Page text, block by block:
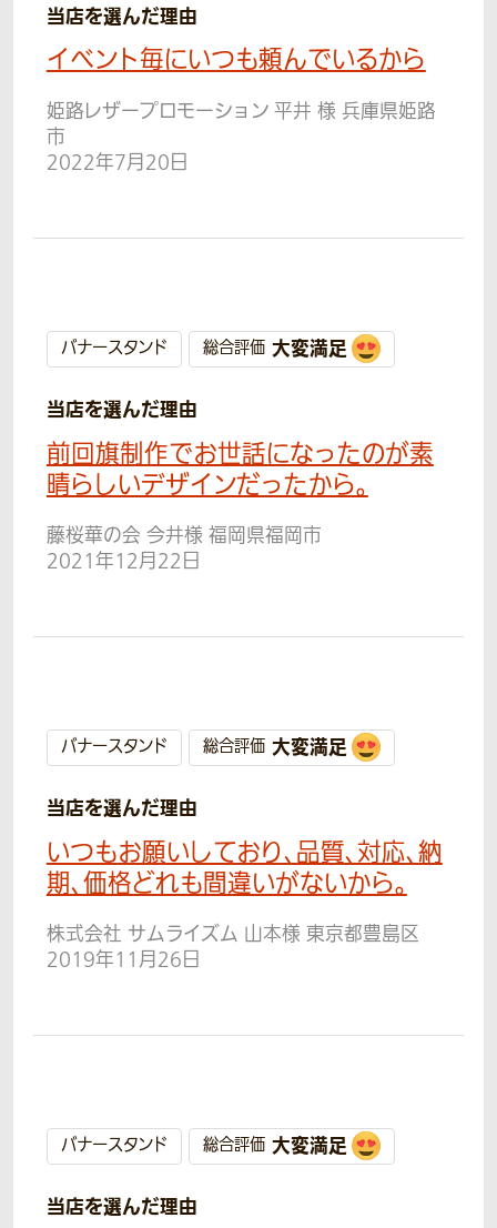
当店を選んだ理由
イベント毎にいつも頼んでいるから
姫路レザープロモーション 平井 様 兵庫県姫路
市
2022年7月20日
バナースタンド 総合評価 大変満足
当店を選んだ理由
前回旗制作でお世話になったのが素
晴らしいデザインだったから。
藤桜華の会 今井様 福岡県福岡市
2021年12月22日
バナースタンド 総合評価 大変満足
当店を選んだ理由
いつもお願いしており、品質、対応、納
期、価格どれも間違いがないから。
株式会社 サムライズム 山本様 東京都豊島区
2019年11月26日
バナースタンド 総合評価 大変満足
当店を選んだ理由